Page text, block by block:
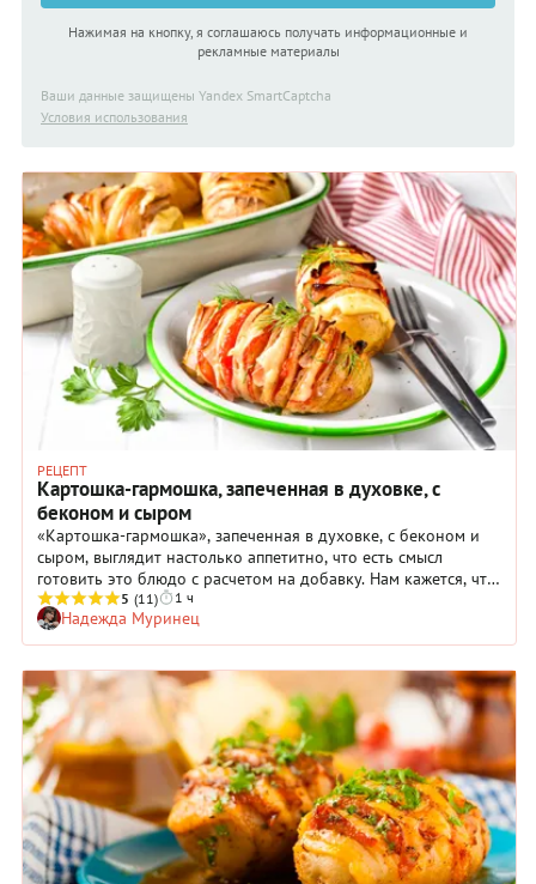
Нажимая на кнопку, я соглашаюсь получать информационные и
рекламные материалы
Ваши данные защищены Yandex SmartCaptcha
Условия использования
РЕЦЕПТ
Картошка-гармошка, запеченная в духовке, с
беконом и сыром
«Картошка-гармошка», запеченная в духовке, с беконом и
сыром, выглядит настолько аппетитно, что есть смысл
готовить это блюдо с расчетом на добавку. Нам кажется, что
ваши близкие будут весьма впечатлены! Ну а чтобы
результат был действительно превосходным, используйте
для приготовления картофель с высоким содержанием
крахмала, хорошо разваривающийся. Опасаться, что клубни
развалятся в процессе тепловой обработки в духовке, не
стоит: запекание не даст тонким пластинкам потерять
форму. И все-таки не превышайте времени, обозначенного в
рецепте, и четко соблюдайте технологию приготовления.
5 (11) 1 ч
Надежда Муринец